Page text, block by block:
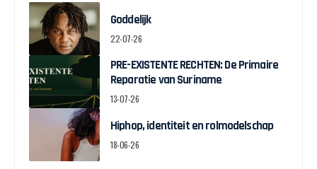
Goddelijk
22-07-26
PRE-EXISTENTE RECHTEN: De Primaire
Reparatie van Suriname
13-07-26
Hiphop, identiteit en rolmodelschap
18-06-26